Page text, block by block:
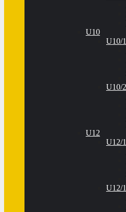
U10
U10/
U10/
U12
U12/
U12/